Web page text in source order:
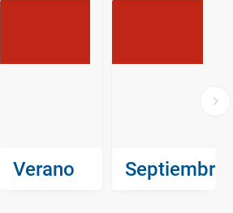
Verano Septiembre